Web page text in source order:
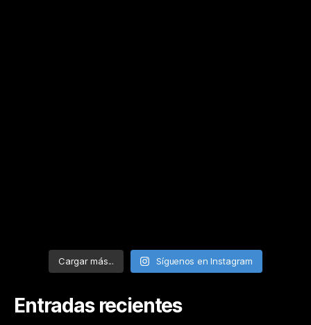
Cargar más... Síguenos en Instagram
Entradas recientes